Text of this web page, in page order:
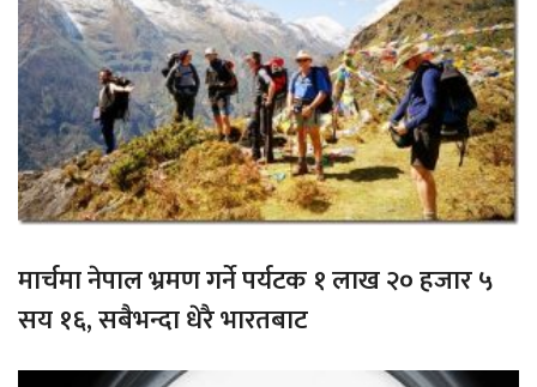
मार्चमा नेपाल भ्रमण गर्ने पर्यटक १ लाख २० हजार ५
सय १६, सबैभन्दा धेरै भारतबाट